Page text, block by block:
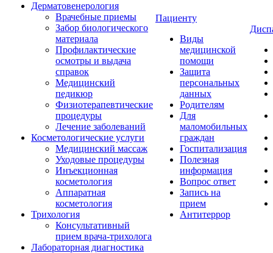
Дерматовенерология
Врачебные приемы
Забор биологического
материала
Профилактические
осмотры и выдача
справок
Медицинский
педикюр
Физиотерапевтические
процедуры
Лечение заболеваний
Косметологические услуги
Медицинский массаж
Уходовые процедуры
Инъекционная
косметология
Аппаратная
косметология
Трихология
Консультативный
прием врача-трихолога
Лабораторная диагностика
Пациенту
Виды
медицинской
помощи
Защита
персональных
данных
Родителям
Для
маломобильных
граждан
Госпитализация
Полезная
информация
Вопрос ответ
Запись на
прием
Антитеррор